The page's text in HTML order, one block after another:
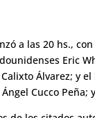
a las 20 hs.,
Eric
Álvarez; y
Cucco Peña;